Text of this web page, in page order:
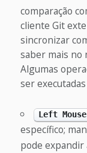
comparação
cliente Git
sincronizar
saber mais no
Algumas
ser
Left
específico;
pode expandir